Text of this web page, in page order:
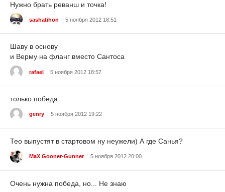
Нужно брать реванш и точка!
sashatihon 5 ноября 2012 18:51
Шаву в основу
и Верму на фланг вместо Сантоса
rafael 5 ноября 2012 18:57
только победа
genry 5 ноября 2012 19:22
Тео выпустят в стартовом ну неужели) А где Санья?
MaX Gooner-Gunner 5 ноября 2012 20:00
Очень нужна победа, но... Не знаю